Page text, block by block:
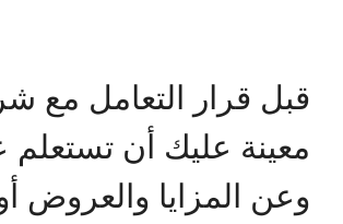
قبل قرار التعامل مع
معينة عليك أن تستعلم
وعن المزايا والعروض